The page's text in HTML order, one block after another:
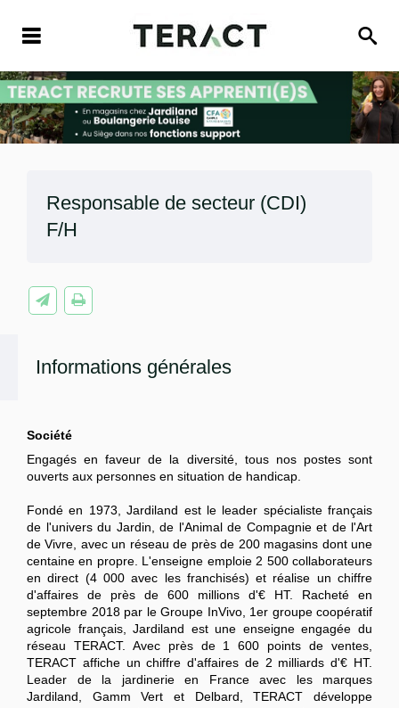
Responsable de secteur (CDI)
F/H
Informations générales
Société
Engagés en faveur de la diversité, tous nos postes sont
ouverts aux personnes en situation de handicap.
Fondé en 1973, Jardiland est le leader spécialiste français
de l'univers du Jardin, de l'Animal de Compagnie et de l'Art
de Vivre, avec un réseau de près de 200 magasins dont une
centaine en propre. L'enseigne emploie 2 500 collaborateurs
en direct (4 000 avec les franchisés) et réalise un chiffre
d'affaires de près de 600 millions d'€ HT. Racheté en
septembre 2018 par le Groupe InVivo, 1er groupe coopératif
agricole français, Jardiland est une enseigne engagée du
réseau TERACT. Avec près de 1 600 points de ventes,
TERACT affiche un chiffre d'affaires de 2 milliards d'€ HT.
Leader de la jardinerie en France avec les marques
Jardiland, Gamm Vert et Delbard, TERACT développe